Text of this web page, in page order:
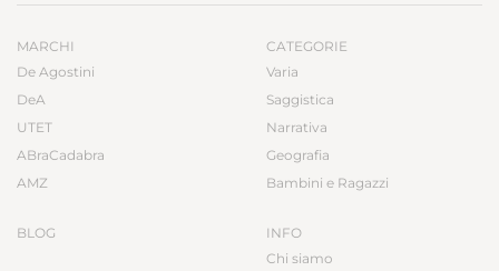
MARCHI
De Agostini
DeA
UTET
ABraCadabra
AMZ
BLOG
CATEGORIE
Varia
Saggistica
Narrativa
Geografia
Bambini e Ragazzi
INFO
Chi siamo